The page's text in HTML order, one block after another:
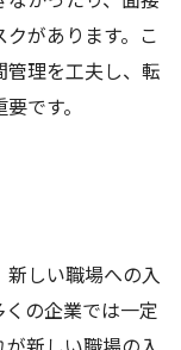
があります。こ
理を工夫し、転
です。
しい職場への入
の企業では一定